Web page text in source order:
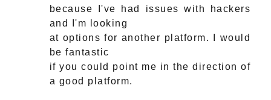
because I've had issues with hackers
and I'm looking
at options for another platform. I would
be fantastic
if you could point me in the direction of
a good platform.